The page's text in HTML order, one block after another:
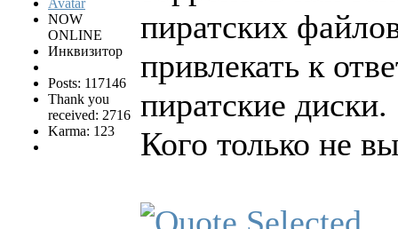
NOW
ONLINE
Инквизитор
Posts: 117146
Thank you
received: 2716
Karma: 123
пиратских
привлекать к
пиратские диски.
Кого только не